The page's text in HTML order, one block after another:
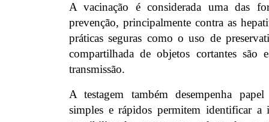
A vacinação é considerada uma das
prevenção, principalmente contra as
práticas seguras como o uso de
compartilhada de objetos cortantes são
transmissão.
A testagem também desempenha
simples e rápidos permitem identificar a